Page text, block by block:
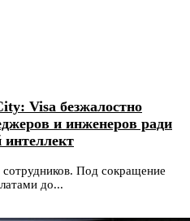
Visa безжалостно
и инженеров ради
интеллект
Под сокращение
до...